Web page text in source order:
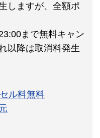
しますが、全額ポ
まで無料キャン
以降は取消料発生
ル料無料